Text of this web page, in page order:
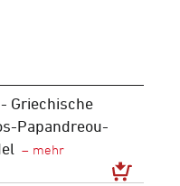
Griechische
Papandreou-